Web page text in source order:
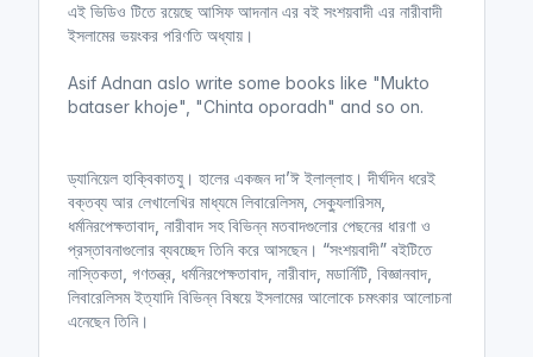
e
এই ভিডিও টিতে রয়েছে আসিফ আদনান এর বই সংশয়বাদী এর নারীবাদী
ইসলামের ভয়ংকর পরিণতি অধ্যায়।
Asif Adnan aslo write some books like "Mukto
bataser khoje", "Chinta oporadh" and so on.
ড্যানিয়েল হাক্বিকাতযু। হালের একজন দা’ঈ ইলাল্লাহ। দীর্ঘদিন ধরেই
বক্তব্য আর লেখালেখির মাধ্যমে লিবারেলিসম, সেক্যুলারিসম,
ধর্মনিরপেক্ষতাবাদ, নারীবাদ সহ বিভিন্ন মতবাদগুলোর পেছনের ধারণা ও
প্রস্তাবনাগুলোর ব্যবচ্ছেদ তিনি করে আসছেন। “সংশয়বাদী” বইটিতে
নাস্তিকতা, গণতন্ত্র, ধর্মনিরপেক্ষতাবাদ, নারীবাদ, মডার্নিটি, বিজ্ঞানবাদ,
লিবারেলিসম ইত্যাদি বিভিন্ন বিষয়ে ইসলামের আলোকে চমৎকার আলোচনা
এনেছেন তিনি।